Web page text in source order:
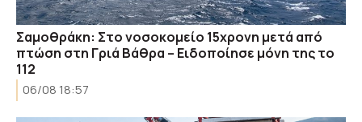
Σαμοθράκη: Στο νοσοκομείο 15χρονη μετά από
πτώση στη Γριά Βάθρα – Ειδοποίησε μόνη της το
112
06/08 18:57